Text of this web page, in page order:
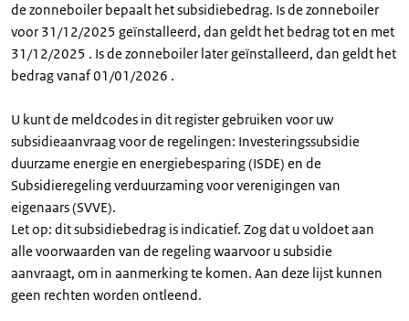
de zonneboiler bepaalt het subsidiebedrag. Is de zonneboiler
voor 31/12/2025 geïnstalleerd, dan geldt het bedrag tot en met
31/12/2025 . Is de zonneboiler later geïnstalleerd, dan geldt het
bedrag vanaf 01/01/2026 .
U kunt de meldcodes in dit register gebruiken voor uw
subsidieaanvraag voor de regelingen: Investeringssubsidie
duurzame energie en energiebesparing (ISDE) en de
Subsidieregeling verduurzaming voor verenigingen van
eigenaars (SVVE).
Let op: dit subsidiebedrag is indicatief. Zog dat u voldoet aan
alle voorwaarden van de regeling waarvoor u subsidie
aanvraagt, om in aanmerking te komen. Aan deze lijst kunnen
geen rechten worden ontleend.